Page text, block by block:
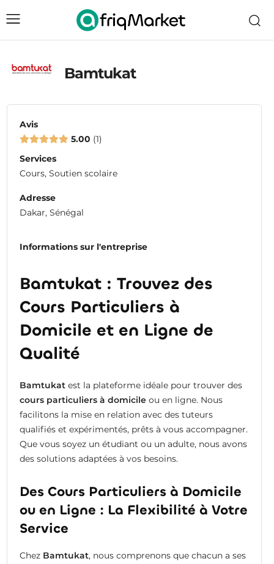
Bamtukat
Avis
5.00 1
Services
Cours, Soutien scolaire
Adresse
Dakar, Sénégal
Informations sur l'entreprise
Bamtukat : Trouvez des
Cours Particuliers à
Domicile et en Ligne de
Qualité
Bamtukatest la plateforme idéale pour trouver des
cours particuliers à domicileou en ligne. Nous
facilitons la mise en relation avec des tuteurs
qualifiés et expérimentés, prêts à vous accompagner.
Que vous soyez un étudiant ou un adulte, nous avons
des solutions adaptées à vos besoins.
Des Cours Particuliers à Domicile
ou en Ligne : La Flexibilité à Votre
Service
Chez Bamtukat, nous comprenons que chacun a ses